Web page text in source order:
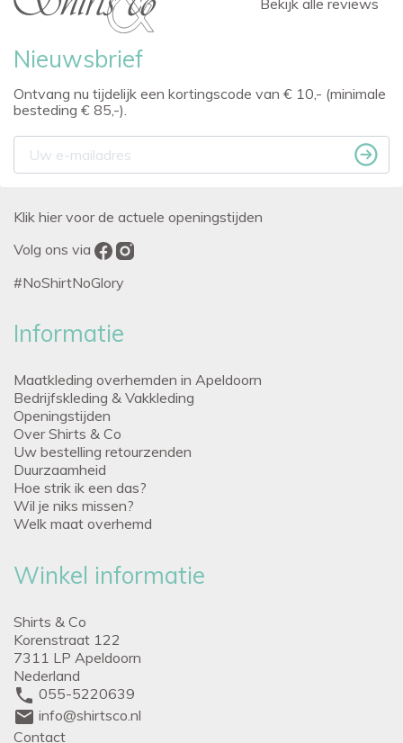
Nieuwsbrief
Ontvang nu tijdelijk een kortingscode van € 10,- (minimale
besteding € 85,-).
Bekijk alle reviews
Klik hier voor de actuele openingstijden
Volg ons via
#NoShirtNoGlory
Informatie
Maatkleding overhemden in Apeldoorn
Bedrijfskleding & Vakkleding
Openingstijden
Over Shirts & Co
Uw bestelling retourzenden
Duurzaamheid
Hoe strik ik een das?
Wil je niks missen?
Welk maat overhemd
Winkel informatie
Shirts & Co
Korenstraat 122
7311 LP Apeldoorn
Nederland
phone 055-5220639
mail info@shirtsco.nl
Contact